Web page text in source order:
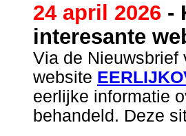
24 april 2026 -
interesante
Via de Nieuwsbrief
website
eerlijke informatie
behandeld. Deze